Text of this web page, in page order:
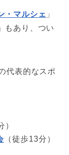
・マルシェ 」
」もあり、つい
代表的なスポ
）
（徒歩13分）